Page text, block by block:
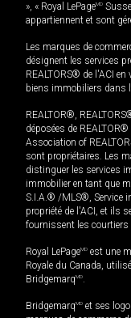
», « Royal LePageMD
appartiennent et sont
Les marques de
désignent les services
REALTORS® de l'ACI en
biens immobiliers dans
REALTOR®,
déposées de
Association of
sont propriétaires. Les
distinguer les services
immobilier en tant que
S.I.A.® /MLS®, Service
propriété de l'ACI, et ils
fournissent les courtiers
Royal LePageMD est une
Royale du Canada,
BridgemarqMD.
BridgemarqMD et ses